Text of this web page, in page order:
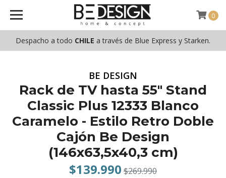
Despacho a todo CHILE a través de Blue Express y Starken.
0
BE DESIGN
Rack de TV hasta 55" Stand
Classic Plus 12333 Blanco
Caramelo - Estilo Retro Doble
Cajón Be Design
(146x63,5x40,3 cm)
$139.990 $269.990